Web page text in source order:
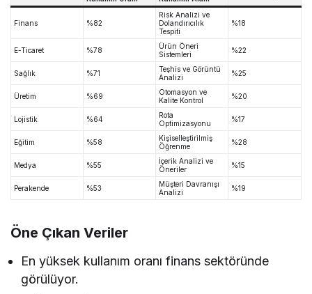
Finans %82
Risk Analizi ve
Dolandırıcılık
Tespiti
%18
E-Ticaret %78
Ürün Öneri
Sistemleri
%22
Sağlık %71
Teşhis ve Görüntü
Analizi
%25
Üretim %69
Otomasyon ve
Kalite Kontrol
%20
Lojistik %64
Rota
Optimizasyonu
%17
Eğitim %58
Kişiselleştirilmiş
Öğrenme
%28
Medya %55
İçerik Analizi ve
Öneriler
%15
Perakende %53
Müşteri Davranışı
Analizi
%19
Öne Çıkan Veriler
En yüksek kullanım oranı finans sektöründe
görülüyor.